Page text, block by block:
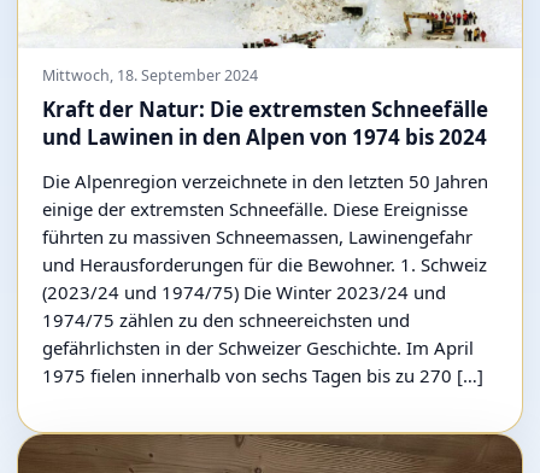
Mittwoch, 18. September 2024
Kraft der Natur: Die extremsten Schneefälle
und Lawinen in den Alpen von 1974 bis 2024
Die Alpenregion verzeichnete in den letzten 50 Jahren
einige der extremsten Schneefälle. Diese Ereignisse
führten zu massiven Schneemassen, Lawinengefahr
und Herausforderungen für die Bewohner. 1. Schweiz
(2023/24 und 1974/75) Die Winter 2023/24 und
1974/75 zählen zu den schneereichsten und
gefährlichsten in der Schweizer Geschichte. Im April
1975 fielen innerhalb von sechs Tagen bis zu 270 […]